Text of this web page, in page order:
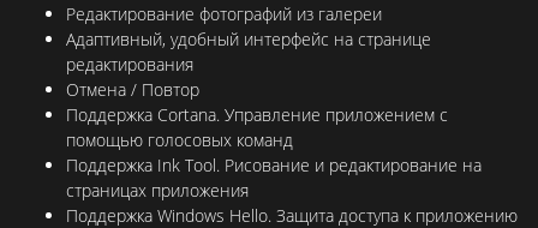
Редактирование фотографий из галереи
Адаптивный, удобный интерфейс на странице
редактирования
Отмена / Повтор
Поддержка Cortana. Управление приложением с
помощью голосовых команд
Поддержка Ink Tool. Рисование и редактирование на
страницах приложения
Поддержка Windows Hello. Защита доступа к приложению